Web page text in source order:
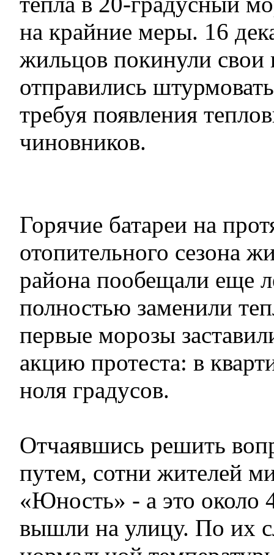
на крайние меры. 16
жильцов покинули свои
отправились
требуя появления
чиновников.
Горячие батареи на
отопительного сезона
района пообещали еще
полностью заменили
первые морозы
акцию протеста: в
ноля градусов.
Отчаявшись решить
путем, сотни жителей
«Юность» - а это около
вышли на улицу. По их